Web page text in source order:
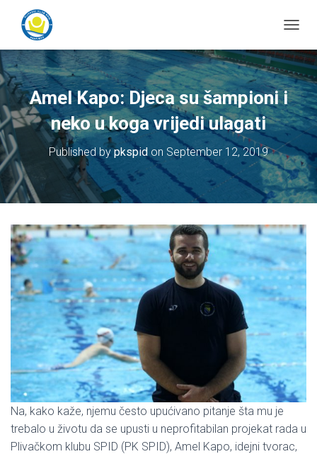
o
g
g
l
e
N
a
v
i
g
a
t
o
n
Amel Kapo: Djeca su šampioni i
neko u koga vrijedi ulagati
Published bypkspid on September 12, 2019
Na, kako kaže, njemu često upućivano pitanje šta mu je
trebalo u životu da se upusti u neprofitabilan projekat rada u
Plivačkom klubu SPID (PK SPID), Amel Kapo, idejni tvorac,